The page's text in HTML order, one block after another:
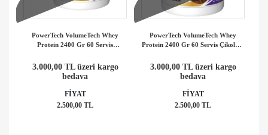
PowerTech VolumeTech Whey
Protein 2400 Gr 60 Servis
3.000,00 TL üzeri kargo
bedava
FİYAT
2.500,00 TL
PowerTech VolumeTech Whey
Protein 2400 Gr 60 Servis Çikolata
3.000,00 TL üzeri kargo
bedava
FİYAT
2.500,00 TL